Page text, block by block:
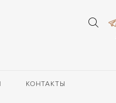
КОНТАКТЫ